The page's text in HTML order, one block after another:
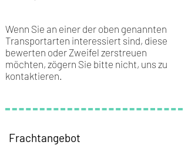
Wenn Sie an einer der oben genannten
Transportarten interessiert sind, diese
bewerten oder Zweifel zerstreuen
möchten, zögern Sie bitte nicht, uns zu
kontaktieren.
Frachtangebot